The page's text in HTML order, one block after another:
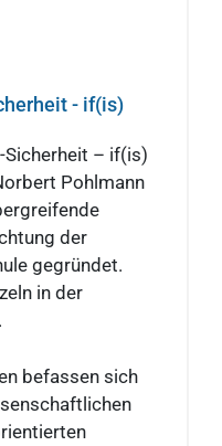
- if(is)
– if(is)
Pohlmann
der
gegründet.
in der
befassen sich